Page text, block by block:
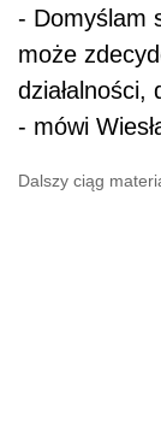
- Domyślam
może
- mówi
Dalszy ciąg